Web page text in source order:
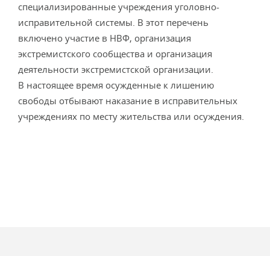
специализированные учреждения уголовно-
исправительной системы. В этот перечень
включено участие в НВФ, организация
экстремистского сообщества и организация
деятельности экстремистской организации.
В настоящее время осужденные к лишению
свободы отбывают наказание в исправительных
учреждениях по месту жительства или осуждения.